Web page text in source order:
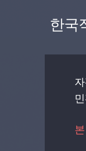
한국